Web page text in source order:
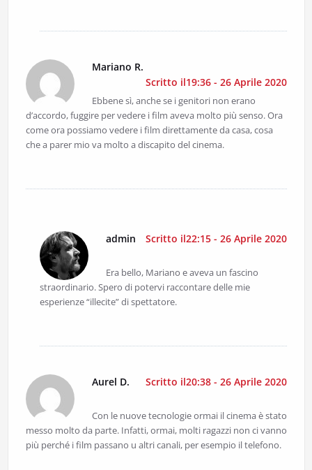
Mariano R.
Scritto il19:36 - 26 Aprile 2020
Ebbene sì, anche se i genitori non erano
d’accordo, fuggire per vedere i film aveva molto più senso. Ora
come ora possiamo vedere i film direttamente da casa, cosa
che a parer mio va molto a discapito del cinema.
admin Scritto il22:15 - 26 Aprile 2020
Era bello, Mariano e aveva un fascino
straordinario. Spero di potervi raccontare delle mie
esperienze “illecite” di spettatore.
Aurel D. Scritto il20:38 - 26 Aprile 2020
Con le nuove tecnologie ormai il cinema è stato
messo molto da parte. Infatti, ormai, molti ragazzi non ci vanno
più perché i film passano u altri canali, per esempio il telefono.